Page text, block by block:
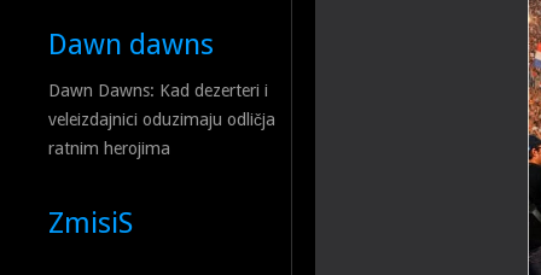
Dawn dawns
Dawn Dawns: Kad dezerteri i
veleizdajnici oduzimaju odličja
ratnim herojima
ZmisiS